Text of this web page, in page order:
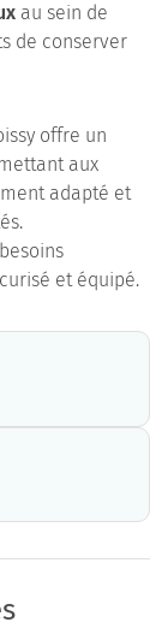
au sein de
de conserver
offre un
aux
adapté et
et équipé.